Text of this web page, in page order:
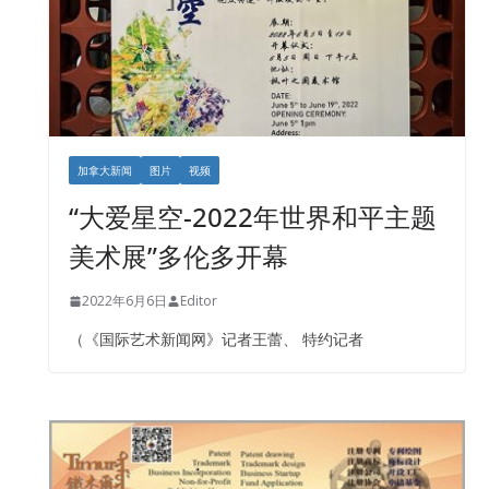
加拿大新闻 图片 视频
“大爱星空-2022年世界和平主题
美术展”多伦多开幕
2022年6月6日 Editor
（《国际艺术新闻网》记者王蕾、 特约记者